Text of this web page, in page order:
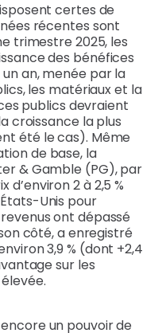
certes de
récentes sont
trimestre 2025, les
des bénéfices
un an, menée par la
les matériaux et la
publics devraient
croissance la plus
été le cas). Même
de base, la
& Gamble (PG), par
2 à 2,5 %
Unis pour
ont dépassé
côté, a enregistré
3,9 % (dont +2,4
sur les
un pouvoir de